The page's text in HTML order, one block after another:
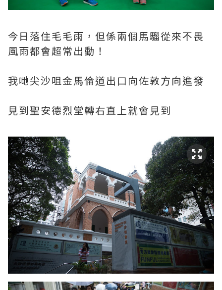
今日落住毛毛雨，但係兩個馬騮從來不畏
風雨都會超常出動！
我哋尖沙咀金馬倫道出口向佐敦方向進發
見到聖安德烈堂轉右直上就會見到